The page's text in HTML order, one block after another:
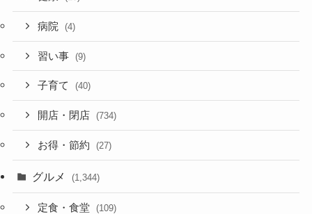
病院 (4)
習い事 (9)
子育て (40)
開店・閉店 (734)
お得・節約 (27)
グルメ (1,344)
定食・食堂 (109)